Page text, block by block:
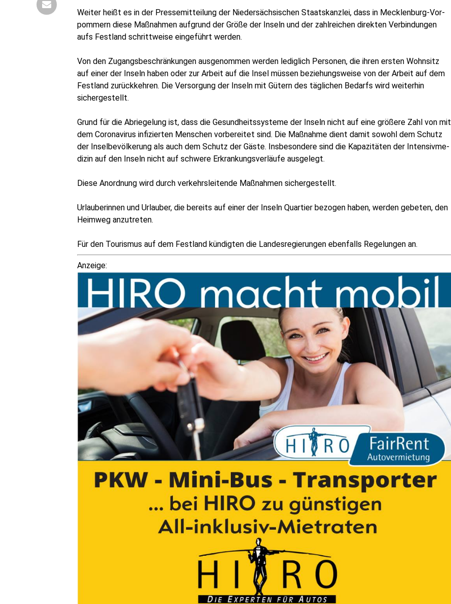
Wei­ter heißt es in der Pres­se­mit­tei­lung der Nie­der­säch­si­schen Staats­kanz­lei, dass in Meck­len­burg-Vor­
pom­mern die­se Maß­nah­men auf­grund der Grö­ße der Inseln und der zahl­rei­chen direk­ten Ver­bin­dun­gen
aufs Fest­land schritt­wei­se ein­ge­führt werden.
Von den Zugangs­be­schrän­kun­gen aus­ge­nom­men wer­den ledig­lich Per­so­nen, die ihren ers­ten Wohn­sitz
auf einer der Inseln haben oder zur Arbeit auf die Insel müs­sen bezie­hungs­wei­se von der Arbeit auf dem
Fest­land zurück­keh­ren. Die Ver­sor­gung der Inseln mit Gütern des täg­li­chen Bedarfs wird wei­ter­hin
sichergestellt.
Grund für die Abrie­ge­lung ist, dass die Gesund­heits­sys­te­me der Inseln nicht auf eine grö­ße­re Zahl von mit
dem Coro­na­vi­rus infi­zier­ten Men­schen vor­be­rei­tet sind. Die Maß­nah­me dient damit sowohl dem Schutz
der Insel­be­völ­ke­rung als auch dem Schutz der Gäs­te. Ins­be­son­de­re sind die Kapa­zi­tä­ten der Inten­siv­me­
di­zin auf den Inseln nicht auf schwe­re Erkran­kungs­ver­läu­fe ausgelegt.
Die­se Anord­nung wird durch ver­kehrs­lei­ten­de Maß­nah­men sichergestellt.
Urlau­be­rin­nen und Urlau­ber, die bereits auf einer der Inseln Quar­tier bezo­gen haben, wer­den gebe­ten, den
Heim­weg anzutreten.
Für den Tou­ris­mus auf dem Fest­land kün­dig­ten die Lan­des­re­gie­run­gen eben­falls Rege­lun­gen an.
Anzei­ge: